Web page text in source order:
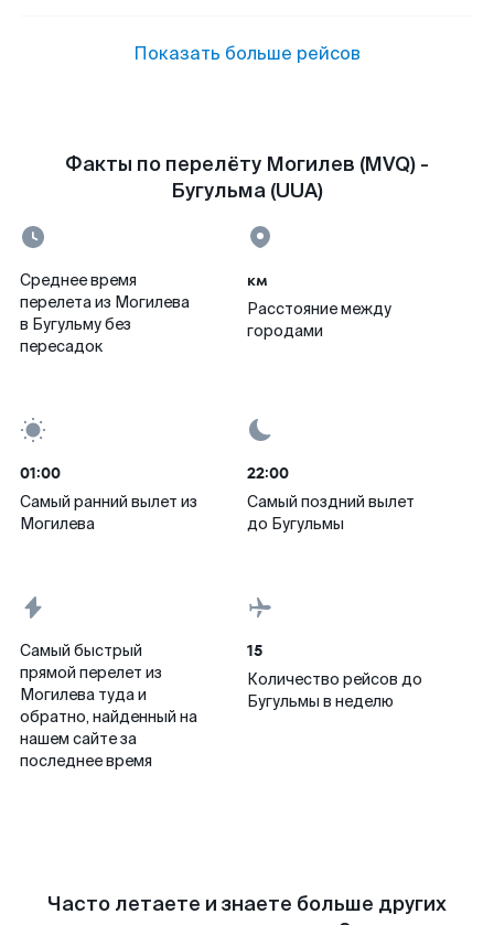
Показать больше рейсов
Факты по перелёту Могилев (MVQ) -
Бугульма (UUA)
Среднее время
перелета из Могилева
в Бугульму без
пересадок
км
Расстояние между
городами
01:00
Самый ранний вылет из
Могилева
22:00
Самый поздний вылет
до Бугульмы
Самый быстрый
прямой перелет из
Могилева туда и
обратно, найденный на
нашем сайте за
последнее время
15
Количество рейсов до
Бугульмы в неделю
Часто летаете и знаете больше других